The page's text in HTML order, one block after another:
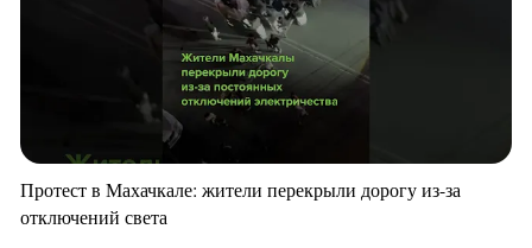
Протест в Махачкале: жители перекрыли дорогу из-за
отключений света